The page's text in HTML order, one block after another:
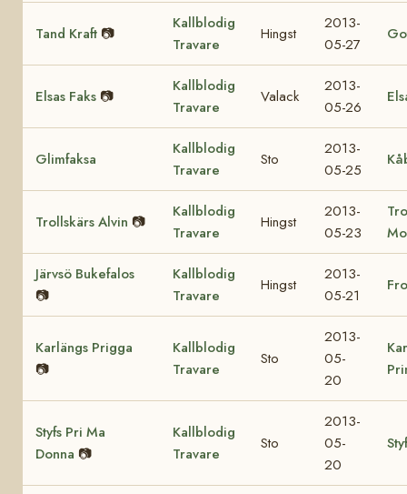
Tand Kraft 📷
Kallblodig
Travare
Hingst
2013-
05-27
Elsas Faks 📷
Kallblodig
Travare
Valack
2013-
05-26
Glimfaksa
Kallblodig
Travare
Sto
2013-
05-25
Trollskärs Alvin 📷
Kallblodig
Travare
Hingst
2013-
05-23
Järvsö Bukefalos
📷
Kallblodig
Travare
Hingst
2013-
05-21
Karlängs Prigga
📷
Kallblodig
Travare
Sto
2013-
05-
20
Styfs Pri Ma
Donna 📷
Kallblodig
Travare
Sto
2013-
05-
20